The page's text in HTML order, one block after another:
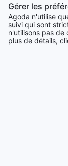
Gérer les
Agoda n'utilise
suivi qui sont
n'utilisons pas de
plus de détails,